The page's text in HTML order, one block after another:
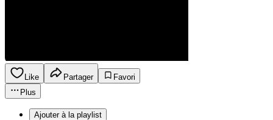
Like Partager
Favori
Plus
Ajouter à la playlist